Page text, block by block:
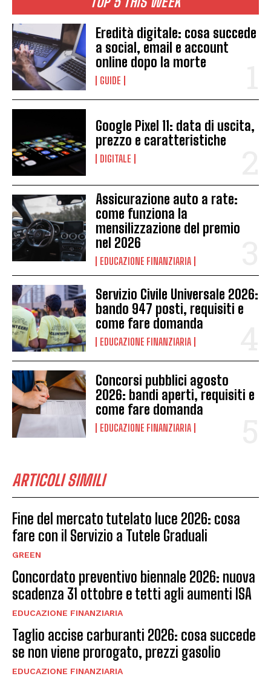
Eredità digitale: cosa succede
a social, email e account
online dopo la morte
GUIDE
Google Pixel 11: data di uscita,
prezzo e caratteristiche
DIGITALE
Assicurazione auto a rate:
come funziona la
mensilizzazione del premio
nel 2026
EDUCAZIONE FINANZIARIA
Servizio Civile Universale 2026:
bando 947 posti, requisiti e
come fare domanda
EDUCAZIONE FINANZIARIA
Concorsi pubblici agosto
2026: bandi aperti, requisiti e
come fare domanda
EDUCAZIONE FINANZIARIA
ARTICOLI SIMILI
Fine del mercato tutelato luce 2026: cosa
fare con il Servizio a Tutele Graduali
GREEN
Concordato preventivo biennale 2026: nuova
scadenza 31 ottobre e tetti agli aumenti ISA
EDUCAZIONE FINANZIARIA
Taglio accise carburanti 2026: cosa succede
se non viene prorogato, prezzi gasolio
EDUCAZIONE FINANZIARIA